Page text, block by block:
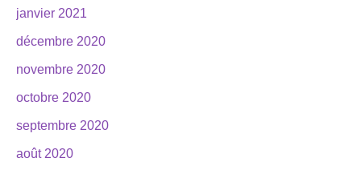
janvier 2021
décembre 2020
novembre 2020
octobre 2020
septembre 2020
août 2020